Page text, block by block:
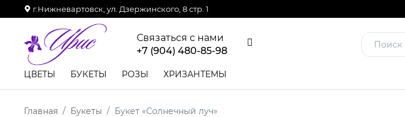
г.Нижневартовск, ул. Дзержинского, 8 стр. 1
Связаться с нами
+7 (904) 480-85-98
ЦВЕТЫ БУКЕТЫ РОЗЫ ХРИЗАНТЕМЫ
Главная Букеты Букет «Солнечный луч»